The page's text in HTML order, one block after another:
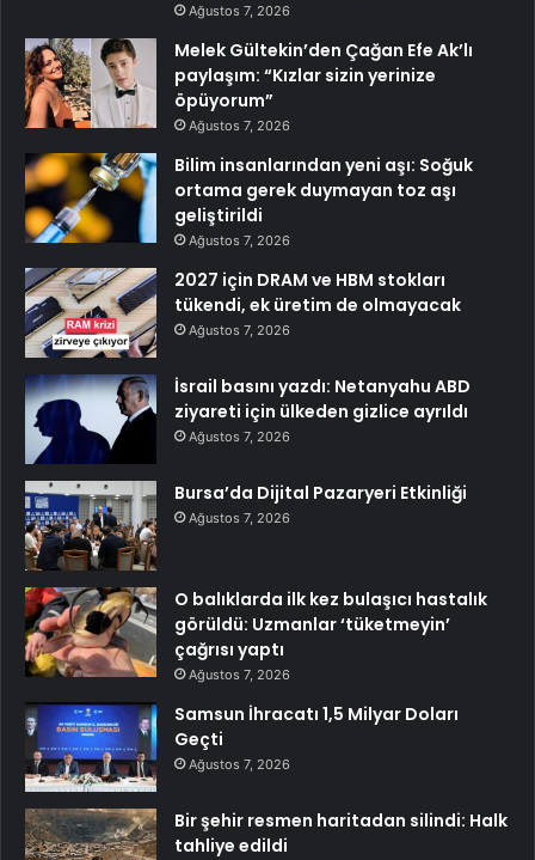
Ağustos 7, 2026
Melek Gültekin’den Çağan Efe Ak’lı
paylaşım: “Kızlar sizin yerinize
öpüyorum”
Ağustos 7, 2026
Bilim insanlarından yeni aşı: Soğuk
ortama gerek duymayan toz aşı
geliştirildi
Ağustos 7, 2026
2027 için DRAM ve HBM stokları
tükendi, ek üretim de olmayacak
Ağustos 7, 2026
İsrail basını yazdı: Netanyahu ABD
ziyareti için ülkeden gizlice ayrıldı
Ağustos 7, 2026
Bursa’da Dijital Pazaryeri Etkinliği
Ağustos 7, 2026
O balıklarda ilk kez bulaşıcı hastalık
görüldü: Uzmanlar ‘tüketmeyin’
çağrısı yaptı
Ağustos 7, 2026
Samsun İhracatı 1,5 Milyar Doları
Geçti
Ağustos 7, 2026
Bir şehir resmen haritadan silindi: Halk
tahliye edildi